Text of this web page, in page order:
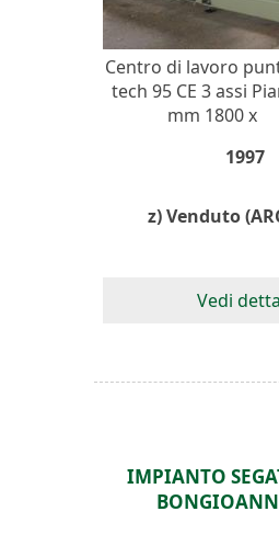
Centro di lavoro
tech 95 CE 3 assi
mm 1800
1997
z) Venduto
Vedi
IMPIANTO